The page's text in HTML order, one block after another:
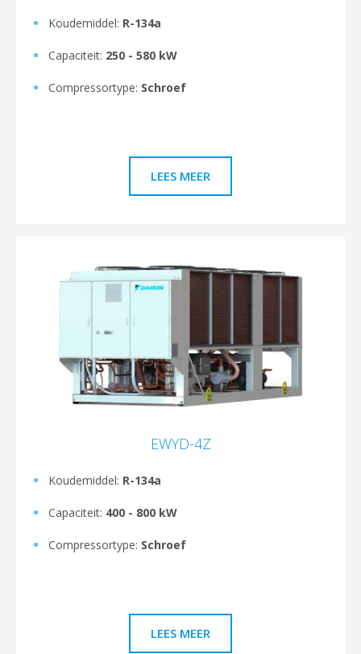
Koudemiddel: R-134a
Capaciteit: 250 - 580 kW
Compressortype: Schroef
LEES MEER
EWYD-4Z
Koudemiddel: R-134a
Capaciteit: 400 - 800 kW
Compressortype: Schroef
LEES MEER